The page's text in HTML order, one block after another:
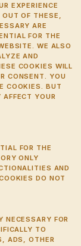
EXPERIENCE
OF THESE,
ARE
FOR THE
WE ALSO
AND
COOKIES WILL
CONSENT. YOU
COOKIES. BUT
YOUR
FOR THE
ONLY
AND
DO NOT
NECESSARY FOR
TO
ADS, OTHER